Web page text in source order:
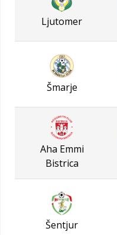
Ljutomer
Šmarje
Aha Emmi
Bistrica
Šentjur